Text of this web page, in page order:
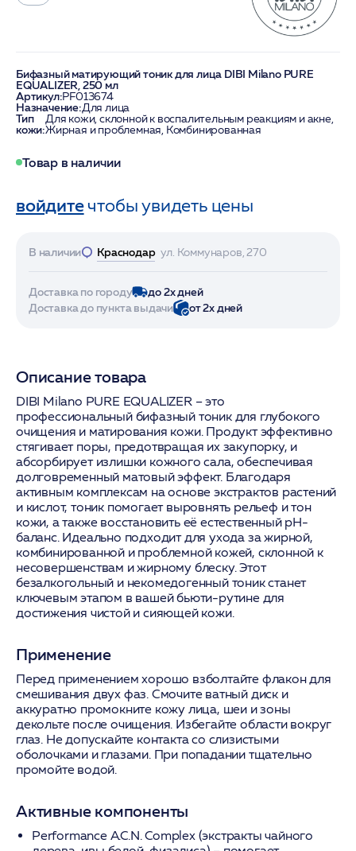
Бифазный матирующий тоник для лица DIBI Milano PURE
EQUALIZER, 250 мл
Артикул:PF013674
Назначение:Для лица
Тип
кожи:
Для кожи, склонной к воспалительным реакциям и акне,
Жирная и проблемная, Комбинированная
Товар в наличии
войдитечтобы увидеть цены
В наличии Краснодар ул. Коммунаров, 270
Доставка по городу
до 2х дней
Доставка до пункта выдачи
от 2х дней
Описание товара
DIBI Milano PURE EQUALIZER – это
профессиональный бифазный тоник для глубокого
очищения и матирования кожи. Продукт эффективно
стягивает поры, предотвращая их закупорку, и
абсорбирует излишки кожного сала, обеспечивая
долговременный матовый эффект. Благодаря
активным комплексам на основе экстрактов растений
и кислот, тоник помогает выровнять рельеф и тон
кожи, а также восстановить её естественный pH-
баланс. Идеально подходит для ухода за жирной,
комбинированной и проблемной кожей, склонной к
несовершенствам и жирному блеску. Этот
безалкогольный и некомедогенный тоник станет
ключевым этапом в вашей бьюти-рутине для
достижения чистой и сияющей кожи.
Применение
Перед применением хорошо взболтайте флакон для
смешивания двух фаз. Смочите ватный диск и
аккуратно промокните кожу лица, шеи и зоны
декольте после очищения. Избегайте области вокруг
глаз. Не допускайте контакта со слизистыми
оболочками и глазами. При попадании тщательно
промойте водой.
Активные компоненты
Performance A.C.N. Complex(экстракты чайного